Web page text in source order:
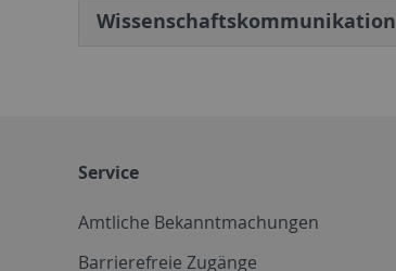
Wissenschaftskommunikation
Service
Amtliche Bekanntmachungen
Barrierefreie Zugänge